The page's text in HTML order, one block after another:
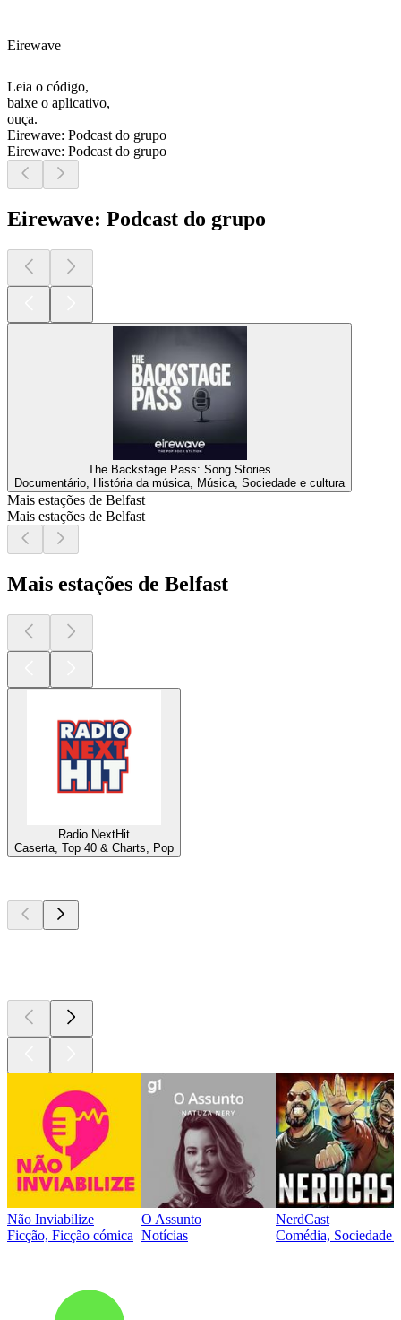
Eirewave
Leia o código,
baixe o aplicativo,
ouça.
Eirewave: Podcast do grupo
Eirewave: Podcast do grupo
Eirewave: Podcast do grupo
The Backstage Pass: Song Stories
Documentário, História da música, Música, Sociedade e cultura
Mais estações de Belfast
Mais estações de Belfast
Mais estações de Belfast
Radio NextHit
Caserta, Top 40 & Charts, Pop
Não Inviabilize
Ficção, Ficção cómica
O Assunto
Notícias
NerdCast
Comédia, Sociedade